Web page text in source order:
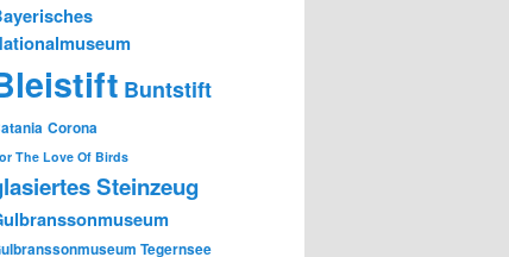
Buntstift
Corona
The Love Of Birds
Steinzeug
Tegernsee